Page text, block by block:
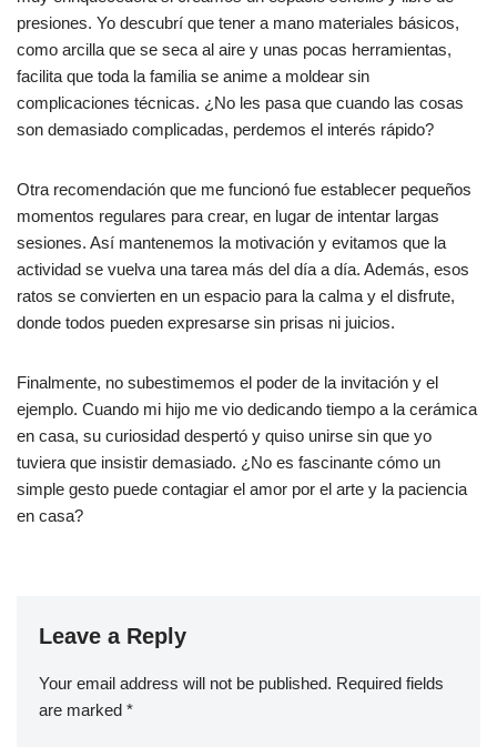
presiones. Yo descubrí que tener a mano materiales básicos,
como arcilla que se seca al aire y unas pocas herramientas,
facilita que toda la familia se anime a moldear sin
complicaciones técnicas. ¿No les pasa que cuando las cosas
son demasiado complicadas, perdemos el interés rápido?
Otra recomendación que me funcionó fue establecer pequeños
momentos regulares para crear, en lugar de intentar largas
sesiones. Así mantenemos la motivación y evitamos que la
actividad se vuelva una tarea más del día a día. Además, esos
ratos se convierten en un espacio para la calma y el disfrute,
donde todos pueden expresarse sin prisas ni juicios.
Finalmente, no subestimemos el poder de la invitación y el
ejemplo. Cuando mi hijo me vio dedicando tiempo a la cerámica
en casa, su curiosidad despertó y quiso unirse sin que yo
tuviera que insistir demasiado. ¿No es fascinante cómo un
simple gesto puede contagiar el amor por el arte y la paciencia
en casa?
Leave a Reply
Your email address will not be published. Required fields
are marked *